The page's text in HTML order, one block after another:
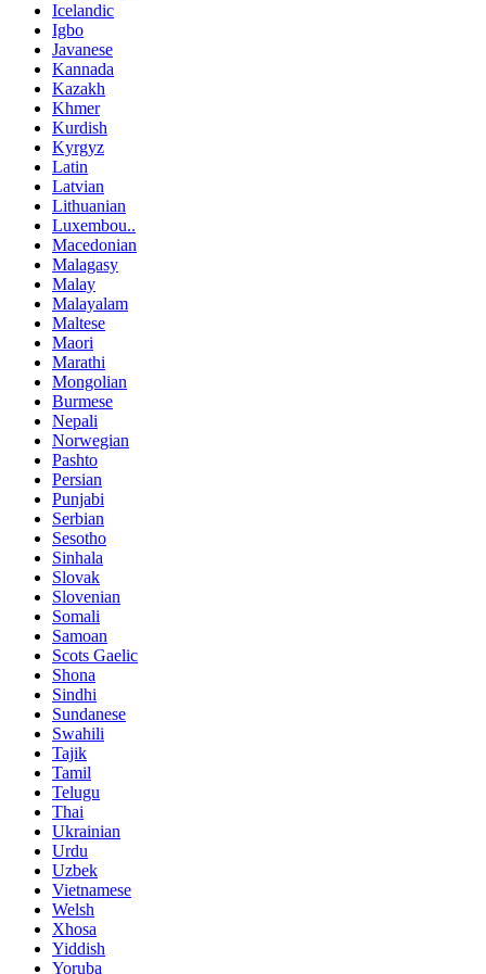
Icelandic
Igbo
Javanese
Kannada
Kazakh
Khmer
Kurdish
Kyrgyz
Latin
Latvian
Lithuanian
Luxembou..
Macedonian
Malagasy
Malay
Malayalam
Maltese
Maori
Marathi
Mongolian
Burmese
Nepali
Norwegian
Pashto
Persian
Punjabi
Serbian
Sesotho
Sinhala
Slovak
Slovenian
Somali
Samoan
Scots Gaelic
Shona
Sindhi
Sundanese
Swahili
Tajik
Tamil
Telugu
Thai
Ukrainian
Urdu
Uzbek
Vietnamese
Welsh
Xhosa
Yiddish
Yoruba